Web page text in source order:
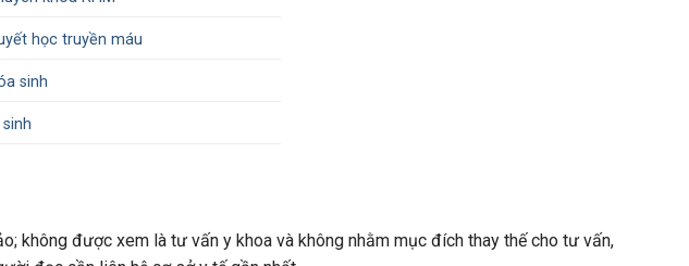
học truyền máu
sinh
sinh
không được xem là tư vấn y khoa và không nhằm mục đích thay thế cho tư vấn,